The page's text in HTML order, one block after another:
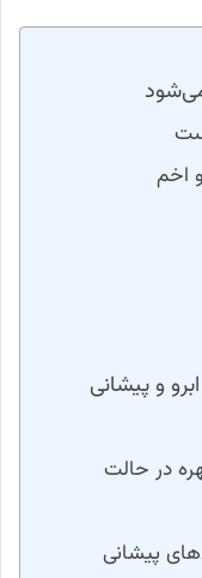
می‌شود
اخم
و پیشانی
در حالت
پیشانی